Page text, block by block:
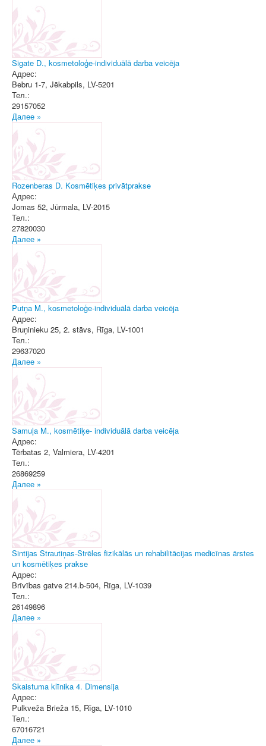
Sigate D., kosmetoloģe-individuālā darba veicēja
Адрес:
Bebru 1-7, Jēkabpils, LV-5201
Тел.:
29157052
Далее »
Rozenberas D. Kosmētiķes privātprakse
Адрес:
Jomas 52, Jūrmala, LV-2015
Тел.:
27820030
Далее »
Putņa M., kosmetoloģe-individuālā darba veicēja
Адрес:
Bruņinieku 25, 2. stāvs, Rīga, LV-1001
Тел.:
29637020
Далее »
Samuļa M., kosmētiķe- individuālā darba veicēja
Адрес:
Tērbatas 2, Valmiera, LV-4201
Тел.:
26869259
Далее »
Sintijas Strautiņas-Strēles fizikālās un rehabilitācijas medicīnas ārstes
un kosmētiķes prakse
Адрес:
Brīvības gatve 214.b-504, Rīga, LV-1039
Тел.:
26149896
Далее »
Skaistuma klīnika 4. Dimensija
Адрес:
Pulkveža Brieža 15, Rīga, LV-1010
Тел.:
67016721
Далее »